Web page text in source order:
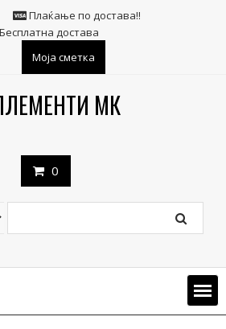
Плаќање по достава!!
Бесплатна достава
Моја сметка
МК
0